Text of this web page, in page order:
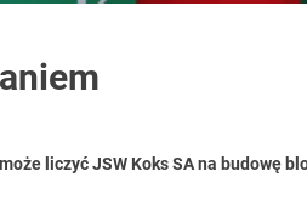
liczyć JSW Koks SA na budowę